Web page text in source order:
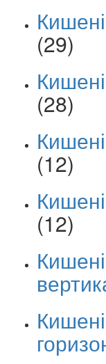
(29)
(28)
(12)
(12)